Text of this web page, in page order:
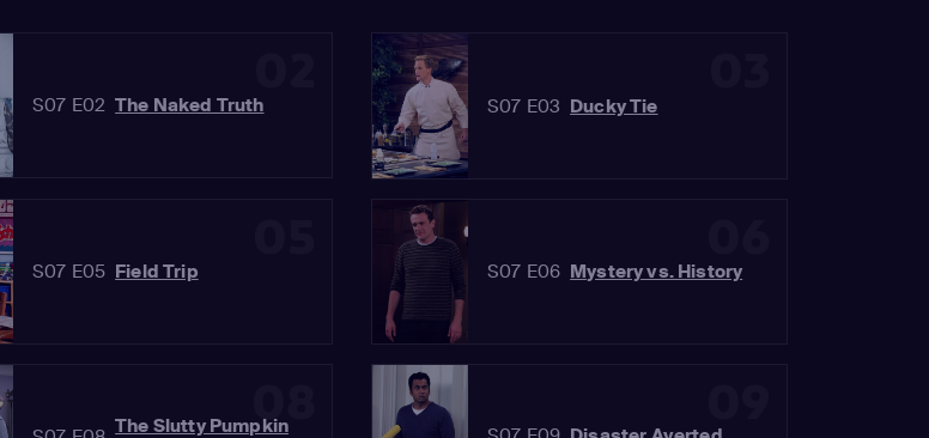
S07 E02 The Naked Truth S07 E03 Ducky Tie
S07 E05 Field Trip S07 E06 Mystery vs. History
08
The Slutty Pumpkin